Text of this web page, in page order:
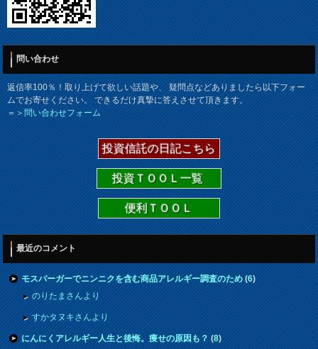
問い合わせ
返信率100％！取り上げて欲しい話題や、 疑問点などありましたら以下フォー
ムでお寄せください。 できるだけ真摯に答えさせて頂きます。
＝＞問い合わせフォーム
投資信託の日記こちら
投資ＴＯＯＬ一覧
便利ＴＯＯＬ
最近のコメント
モスバーガーでニンニクを含む商品アレルギー調査のため(6)
のりたまさんより
すかタヌキさんより
にんにくアレルギー人生と後悔。痩せの原因も？(8)